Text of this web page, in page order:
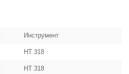
Инструмент
HT 318
HT 318